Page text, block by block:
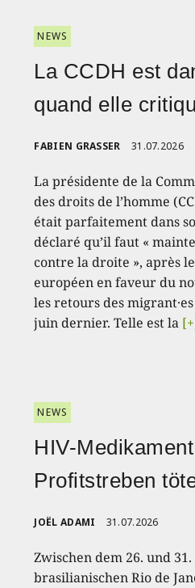
NEWS
La CCDH est
quand elle
FABIEN GRASSER 31.07.2026
La présidente de la
des droits de l’homme
était parfaitement dans
déclaré qu’il faut «
contre la droite », après
européen en faveur du
les retours des
juin dernier. Telle est la
NEWS
HIV-
Profitstreben
JOËL ADAMI 31.07.2026
Zwischen dem 26. und
brasilianischen Rio de